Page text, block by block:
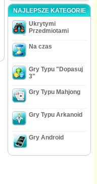
NAJLEPSZE KATEGORIE
Ukrytymi
Przedmiotami
Na czas
Gry Typu "Dopasuj
3"
Gry Typu Mahjong
Gry Typu Arkanoid
Gry Android